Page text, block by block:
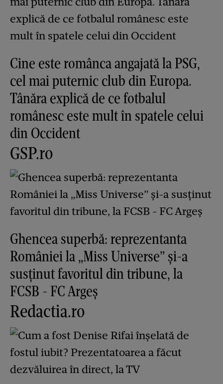
Cine este românca angajată la PSG,
cel mai puternic club din Europa.
Tânăra explică de ce fotbalul
românesc este mult în spatele celui
din Occident
GSP.ro
Ghencea superbă: reprezentanta
României la „Miss Universe” și-a
susținut favoritul din tribune, la
FCSB - FC Argeș
Redactia.ro